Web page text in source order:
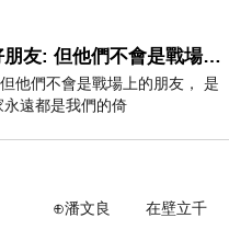
我們在國外留學時會結交一些好朋友: 但他們不會是戰場上的朋友
他們不會是戰場上的朋友， 是
遠都是我們的倚
壁立千